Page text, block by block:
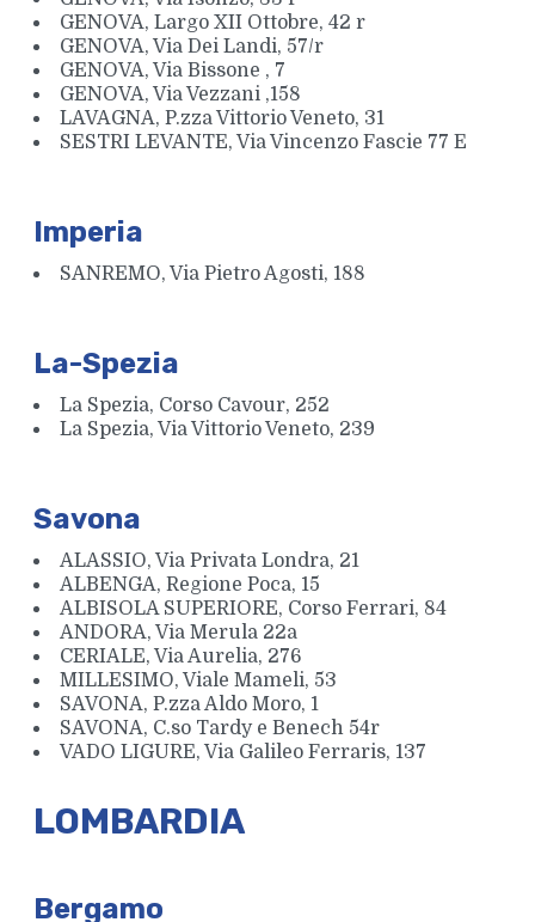
GENOVA, Largo XII Ottobre, 42 r
GENOVA, Via Dei Landi, 57/r
GENOVA, Via Bissone , 7
GENOVA, Via Vezzani ,158
LAVAGNA, P.zza Vittorio Veneto, 31
SESTRI LEVANTE, Via Vincenzo Fascie 77 E
Imperia
SANREMO, Via Pietro Agosti, 188
La-Spezia
La Spezia, Corso Cavour, 252
La Spezia, Via Vittorio Veneto, 239
Savona
ALASSIO, Via Privata Londra, 21
ALBENGA, Regione Poca, 15
ALBISOLA SUPERIORE, Corso Ferrari, 84
ANDORA, Via Merula 22a
CERIALE, Via Aurelia, 276
MILLESIMO, Viale Mameli, 53
SAVONA, P.zza Aldo Moro, 1
SAVONA, C.so Tardy e Benech 54r
VADO LIGURE, Via Galileo Ferraris, 137
LOMBARDIA
Bergamo